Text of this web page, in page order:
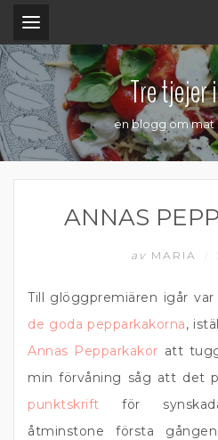
Tre tjejer
en blogg om mat
ANNAS
av MARIA
Till glöggpremiären igår
de goda pepparkakorna,
Annas Pepparkakor att
min förvåning såg att det
punktskriftför
åtminstone första